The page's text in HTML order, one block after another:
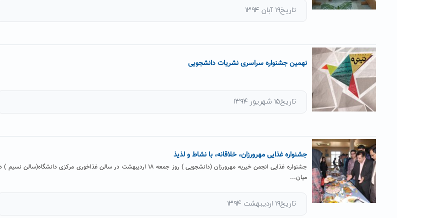
تاریخ۱۹ آبان ۱۳۹۴
نهمین جشنواره سراسری نشریات دانشجویی
تاریخ۱۵ شهریور ۱۳۹۴
جشنواره غذایی مهرورزان، خلاقانه، با نشاط و لذیذ
جشنواره غذایی انجمن خیریه مهرورزان (دانشجویی ) روز جمعه ۱۸ اردیبهشت در سالن غذاخوری مرکزی دانشگاه(سالن نسیم
میان...
تاریخ۱۹ اردیبهشت ۱۳۹۴